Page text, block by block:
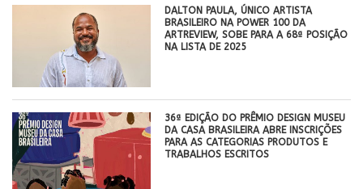
DALTON PAULA, ÚNICO ARTISTA
BRASILEIRO NA POWER 100 DA
ARTREVIEW, SOBE PARA A 68ª POSIÇÃO
NA LISTA DE 2025
36ª EDIÇÃO DO PRÊMIO DESIGN MUSEU
DA CASA BRASILEIRA ABRE INSCRIÇÕES
PARA AS CATEGORIAS PRODUTOS E
TRABALHOS ESCRITOS